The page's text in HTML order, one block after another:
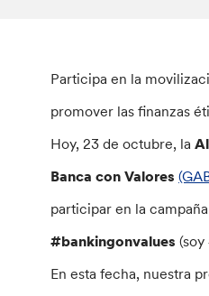
Participa en la
promover las finanzas
Hoy, 23 de octubre, la
Banca con Valores
participar en la campaña
#bankingonvalues
En esta fecha, nuestra